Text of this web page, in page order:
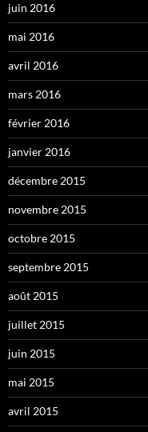
juin 2016
mai 2016
avril 2016
mars 2016
février 2016
janvier 2016
décembre 2015
novembre 2015
octobre 2015
septembre 2015
août 2015
juillet 2015
juin 2015
mai 2015
avril 2015